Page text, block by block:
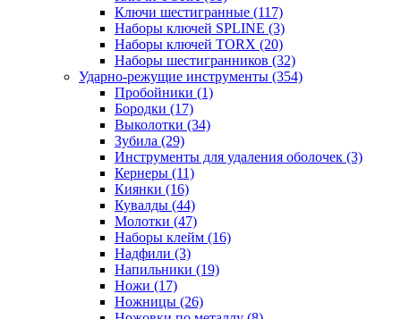
Ключи шестигранные (117)
Наборы ключей SPLINE (3)
Наборы ключей TORX (20)
Наборы шестигранников (32)
Ударно-режущие инструменты (354)
Пробойники (1)
Бородки (17)
Выколотки (34)
Зубила (29)
Инструменты для удаления оболочек (3)
Кернеры (11)
Киянки (16)
Кувалды (44)
Молотки (47)
Наборы клейм (16)
Надфили (3)
Напильники (19)
Ножи (17)
Ножницы (26)